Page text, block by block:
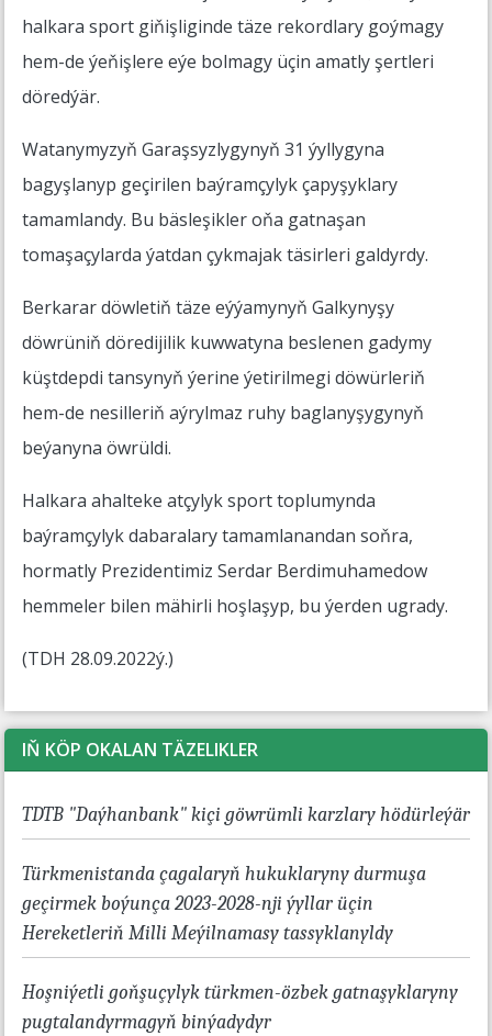
halkara sport giňişliginde täze rekordlary goýmagy
hem-de ýeňişlere eýe bolmagy üçin amatly şertleri
döredýär.
Watanymyzyň Garaşsyzlygynyň 31 ýyllygyna
bagyşlanyp geçirilen baýramçylyk çapyşyklary
tamamlandy. Bu bäsleşikler oňa gatnaşan
tomaşaçylarda ýatdan çykmajak täsirleri galdyrdy.
Berkarar döwletiň täze eýýamynyň Galkynyşy
döwrüniň döredijilik kuwwatyna beslenen gadymy
küştdepdi tansynyň ýerine ýetirilmegi döwürleriň
hem-de nesilleriň aýrylmaz ruhy baglanyşygynyň
beýanyna öwrüldi.
Halkara ahalteke atçylyk sport toplumynda
baýramçylyk dabaralary tamamlanandan soňra,
hormatly Prezidentimiz Serdar Berdimuhamedow
hemmeler bilen mähirli hoşlaşyp, bu ýerden ugrady.
(TDH 28.09.2022ý.)
IŇ KÖP OKALAN TÄZELIKLER
TDTB "Daýhanbank" kiçi göwrümli karzlary hödürleýär
Türkmenistanda çagalaryň hukuklaryny durmuşa
geçirmek boýunça 2023-2028-nji ýyllar üçin
Hereketleriň Milli Meýilnamasy tassyklanyldy
Hoşniýetli goňşuçylyk türkmen-özbek gatnaşyklaryny
pugtalandyrmagyň binýadydyr